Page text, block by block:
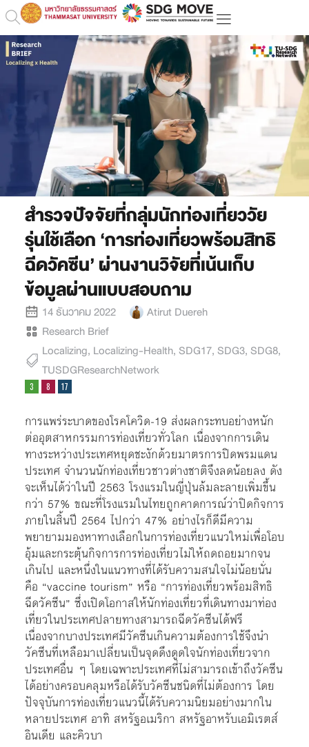
สำรวจปัจจัยที่กลุ่มนักท่องเที่ยววัย
รุ่นใช้เลือก ‘การท่องเที่ยวพร้อมสิทธิ
ฉีดวัคซีน’ผ่านงานวิจัยที่เน้นเก็บ
ข้อมูลผ่านแบบสอบถาม
14 ธันวาคม 2022
Atirut Duereh
Research Brief
Localizing, Localizing-Health, SDG17, SDG3, SDG8,
TUSDGResearchNetwork
การแพร่ระบาดของโรคโควิด-19 ส่งผลกระทบอย่างหนัก
ต่ออุตสาหกรรมการท่องเที่ยวทั่วโลก เนื่องจากการเดิน
ทางระหว่างประเทศหยุดชะงักด้วยมาตรการปิดพรมแดน
ประเทศ จำนวนนักท่องเที่ยวชาวต่างชาติจึงลดน้อยลง ดัง
จะเห็นได้ว่าในปี 2563 โรงแรมในญี่ปุ่นล้มละลายเพิ่มขึ้น
กว่า 57% ขณะที่โรงแรมในไทยถูกคาดการณ์ว่าปิดกิจการ
ภายในสิ้นปี 2564 ไปกว่า 47% อย่างไรก็ดีมีความ
พยายามมองหาทางเลือกในการท่องเที่ยวแนวใหม่เพื่อโอบ
อุ้มและกระตุ้นกิจการการท่องเที่ยวไม่ให้ถดถอยมากจน
เกินไป และหนึ่งในแนวทางที่ได้รับความสนใจไม่น้อยนั่น
คือ “vaccine tourism” หรือ “การท่องเที่ยวพร้อมสิทธิ
ฉีดวัคซีน” ซึ่งเปิดโอกาสให้นักท่องเที่ยวที่เดินทางมาท่อง
เที่ยวในประเทศปลายทางสามารถฉีดวัคซีนได้ฟรี
เนื่องจากบางประเทศมีวัคซีนเกินความต้องการใช้จึงนำ
วัคซีนที่เหลือมาเปลี่ยนเป็นจุดดึงดูดใจนักท่องเที่ยวจาก
ประเทศอื่น ๆ โดยเฉพาะประเทศที่ไม่สามารถเข้าถึงวัคซีน
ได้อย่างครอบคลุมหรือได้รับวัคซีนชนิดที่ไม่ต้องการ โดย
ปัจจุบันการท่องเที่ยวแนวนี้ได้รับความนิยมอย่างมากใน
หลายประเทศ อาทิ สหรัฐอเมริกา สหรัฐอาหรับเอมิเรตส์
อินเดีย และคิวบา